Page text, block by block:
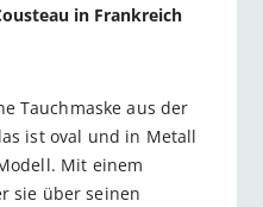
in Frankreich
Tauchmaske aus der
ist oval und in Metall
Mit einem
sie über seinen